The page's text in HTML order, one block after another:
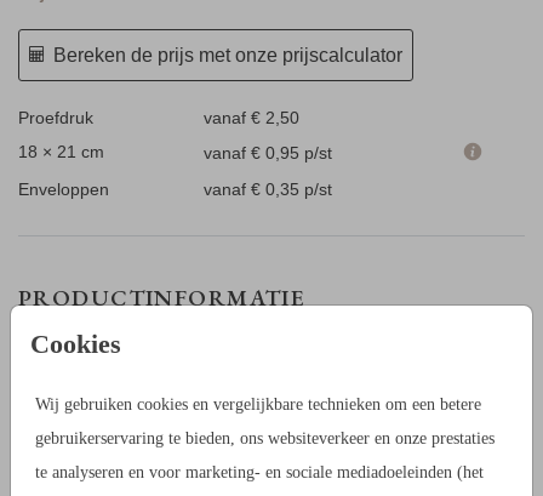
Cookies
Wij gebruiken cookies en vergelijkbare technieken om een betere
gebruikerservaring te bieden, ons websiteverkeer en onze prestaties
te analyseren en voor marketing- en sociale mediadoeleinden (het
Bereken de prijs met onze prijscalculator
Proefdruk
vanaf € 2,50
18 × 21 cm
vanaf € 0,95 p/st
Enveloppen
vanaf € 0,35 p/st
PRODUCTINFORMATIE
OMSCHRIJVING